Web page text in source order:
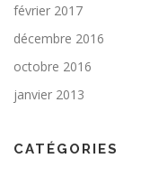
février 2017
décembre 2016
octobre 2016
janvier 2013
CATÉGORIES